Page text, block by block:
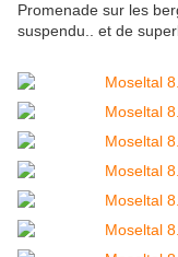
Promenade sur les
suspendu.. et de